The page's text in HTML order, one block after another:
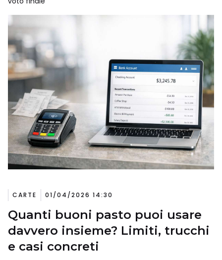
CARTE 01/04/2026 14:30
Quanti buoni pasto puoi usare
davvero insieme? Limiti, trucchi
e casi concreti